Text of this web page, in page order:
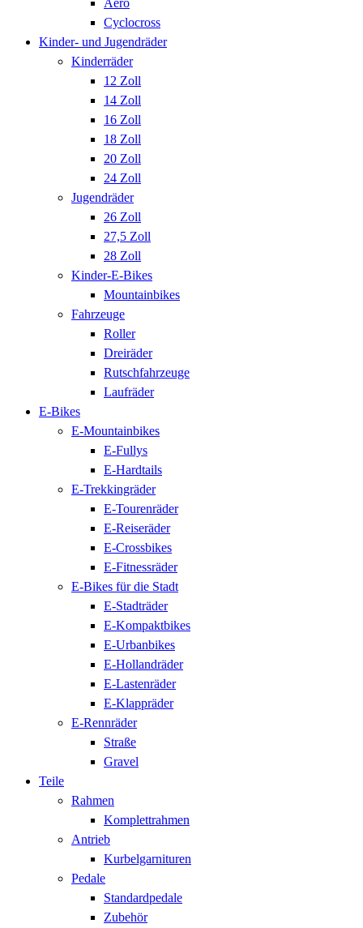
Cyclocross
Kinder- und Jugendräder
Kinderräder
12 Zoll
14 Zoll
16 Zoll
18 Zoll
20 Zoll
24 Zoll
Jugendräder
26 Zoll
27,5 Zoll
28 Zoll
Kinder-E-Bikes
Mountainbikes
Fahrzeuge
Roller
Dreiräder
Rutschfahrzeuge
Laufräder
E-Bikes
E-Mountainbikes
E-Fullys
E-Hardtails
E-Trekkingräder
E-Tourenräder
E-Reiseräder
E-Crossbikes
E-Fitnessräder
E-Bikes für die Stadt
E-Stadträder
E-Kompaktbikes
E-Urbanbikes
E-Hollandräder
E-Lastenräder
E-Klappräder
E-Rennräder
Straße
Gravel
Teile
Rahmen
Komplettrahmen
Antrieb
Kurbelgarnituren
Pedale
Standardpedale
Zubehör